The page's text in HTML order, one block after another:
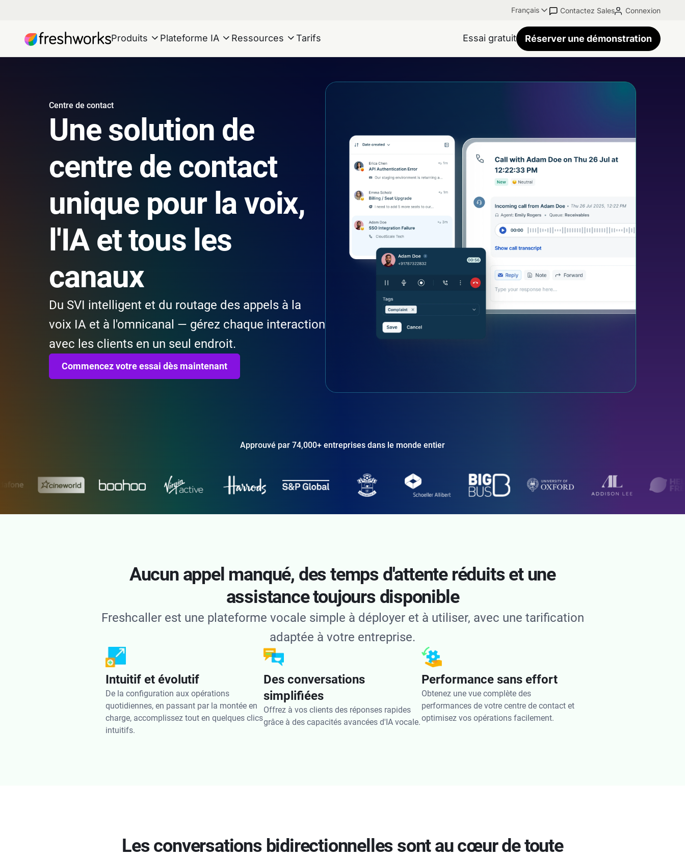
Français Contactez Sales Connexion
Produits Plateforme IA Ressources Tarifs Essai gratuit Réserver une démonstration
Centre de contact
Une solution de
centre de contact
unique pour la voix,
l'IA et tous les
canaux
Du SVI intelligent et du routage des appels à la
voix IA et à l'omnicanal — gérez chaque interaction
avec les clients en un seul endroit.
Commencez votre essai dès maintenant
Approuvé par 74,000+ entreprises dans le monde entier
Aucun appel manqué, des temps d'attente réduits et une
assistance toujours disponible
Freshcaller est une plateforme vocale simple à déployer et à utiliser, avec une tarification
adaptée à votre entreprise.
Intuitif et évolutif
De la configuration aux opérations
quotidiennes, en passant par la montée en
charge, accomplissez tout en quelques clics
intuitifs.
Des conversations
simplifiées
Offrez à vos clients des réponses rapides
grâce à des capacités avancées d'IA vocale.
Performance sans effort
Obtenez une vue complète des
performances de votre centre de contact et
optimisez vos opérations facilement.
Les conversations bidirectionnelles sont au cœur de toute